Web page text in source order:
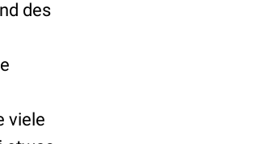
des
viele